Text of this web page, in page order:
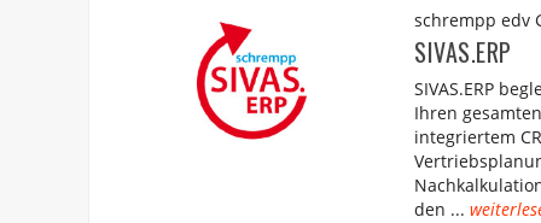
schrempp edv
SIVAS.ERP
SIVAS.ERP
Ihren
integriertem
den ...